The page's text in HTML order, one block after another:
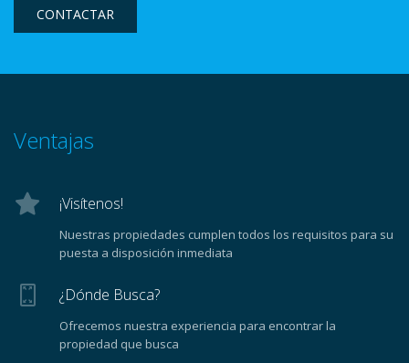
CONTACTAR
Ventajas
¡Visítenos!
Nuestras propiedades cumplen todos los requisitos para su
puesta a disposición inmediata
¿Dónde Busca?
Ofrecemos nuestra experiencia para encontrar la
propiedad que busca